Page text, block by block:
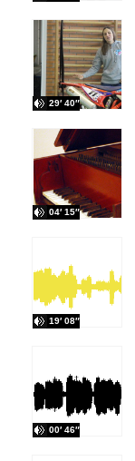
29′ 40″
04′ 15″
19′ 08″
00′ 46″